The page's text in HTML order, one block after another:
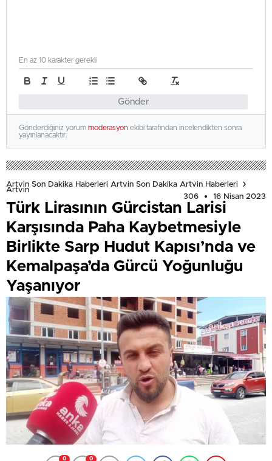
Gönder
En az 10 karakter gerekli
Gönderdiğiniz yorum moderasyon ekibi tarafından incelendikten sonra
yayınlanacaktır.
Artvin Son Dakika Haberleri Artvin Son Dakika Artvin Haberleri
Artvin
306
16 Nisan 2023
Türk Lirasının Gürcistan Larisi
Karşısında Paha Kaybetmesiyle
Birlikte Sarp Hudut Kapısı’nda ve
Kemalpaşa’da Gürcü Yoğunluğu
Yaşanıyor
0 0